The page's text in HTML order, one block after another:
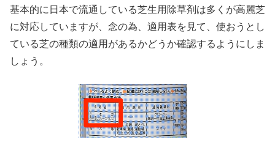
基本的に日本で流通している芝生用除草剤は多くが高麗芝
に対応していますが、念の為、適用表を見て、使おうとし
ている芝の種類の適用があるかどうか確認するようにしま
しょう。